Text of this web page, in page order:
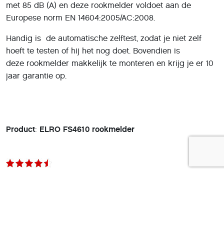
met 85 dB (A) en deze rookmelder voldoet aan de
Europese norm EN 14604:2005/AC:2008.
Handig is de automatische zelftest, zodat je niet zelf
hoeft te testen of hij het nog doet. Bovendien is
deze rookmelder makkelijk te monteren en krijg je er 10
jaar garantie op.
Product: ELRO FS4610 rookmelder